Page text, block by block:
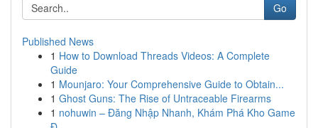
Go
Published News
1 How to Download Threads Videos: A Complete
Guide
1 Mounjaro: Your Comprehensive Guide to Obtain...
1 Ghost Guns: The Rise of Untraceable Firearms
1 nohuwin – Đăng Nhập Nhanh, Khám Phá Kho Game